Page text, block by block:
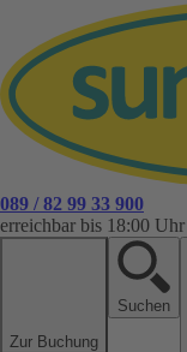
089 / 82 99 33 900
erreichbar bis 18:00 Uhr
Zur Buchung
Suchen